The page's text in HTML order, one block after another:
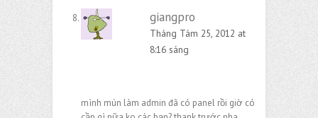
giangpro
Tháng Tám 25, 2012 at
8:16 sáng
mình mún làm admin đã có panel rồi giờ có